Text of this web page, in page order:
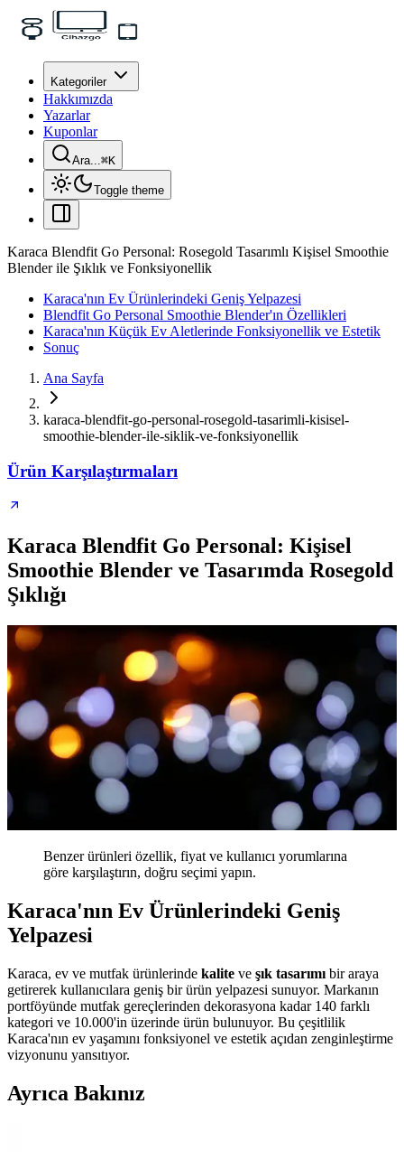
Kategoriler
Hakkımızda
Yazarlar
Kuponlar
Ara...⌘K
Toggle theme
Karaca Blendfit Go Personal: Rosegold Tasarımlı Kişisel Smoothie
Blender ile Şıklık ve Fonksiyonellik
Karaca'nın Ev Ürünlerindeki Geniş Yelpazesi
Blendfit Go Personal Smoothie Blender'ın Özellikleri
Karaca'nın Küçük Ev Aletlerinde Fonksiyonellik ve Estetik
Sonuç
Ana Sayfa
karaca-blendfit-go-personal-rosegold-tasarimli-kisisel-
smoothie-blender-ile-siklik-ve-fonksiyonellik
Ürün Karşılaştırmaları
Karaca Blendfit Go Personal: Kişisel
Smoothie Blender ve Tasarımda Rosegold
Şıklığı
Benzer ürünleri özellik, fiyat ve kullanıcı yorumlarına
göre karşılaştırın, doğru seçimi yapın.
Karaca'nın Ev Ürünlerindeki Geniş
Yelpazesi
Karaca, ev ve mutfak ürünlerinde kalite ve şık tasarımı bir araya
getirerek kullanıcılara geniş bir ürün yelpazesi sunuyor. Markanın
portföyünde mutfak gereçlerinden dekorasyona kadar 140 farklı
kategori ve 10.000'in üzerinde ürün bulunuyor. Bu çeşitlilik
Karaca'nın ev yaşamını fonksiyonel ve estetik açıdan zenginleştirme
vizyonunu yansıtıyor.
Ayrıca Bakınız